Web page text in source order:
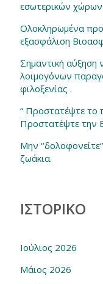
εσωτερικών
Ολοκληρωμένα
εξασφάλιση
Σημαντική αύξηση
λοιμογόνων
φιλοξενίας .
“ Προστατέψτε το
Προστατέψτε την
Μην
ζωάκια.
ΙΣΤΟΡΙΚΌ
Ιούλιος 2026
Μάιος 2026